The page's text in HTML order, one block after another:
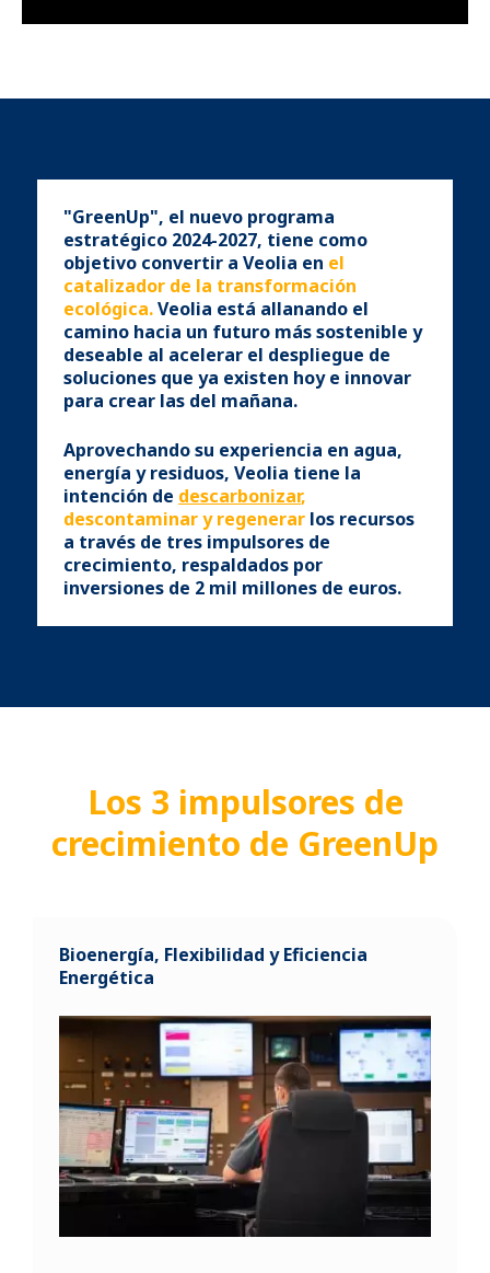
"GreenUp", el nuevo programa
estratégico 2024-2027, tiene como
objetivo convertir a Veolia en el
catalizador de la transformación
ecológica.Veolia está allanando el
camino hacia un futuro más sostenible y
deseable al acelerar el despliegue de
soluciones que ya existen hoy e innovar
para crear las del mañana.
Aprovechando su experiencia en agua,
energía y residuos, Veolia tiene la
intención de descarbonizar,
descontaminar y regenerar los recursos
a través de tres impulsores de
crecimiento, respaldados por
inversiones de 2 mil millones de euros.
Los 3 impulsores de
crecimiento de GreenUp
Bioenergía, Flexibilidad y Eficiencia
Energética